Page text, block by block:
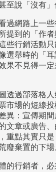
至說「沒有」
過網路上一些
提到的「作
些行銷活動
選舉時的「
果不見得一
透過部落格
市場的短線
異：宣傳期
文章或廣告
重點其實只
廢棄置的下場
的行銷者，必